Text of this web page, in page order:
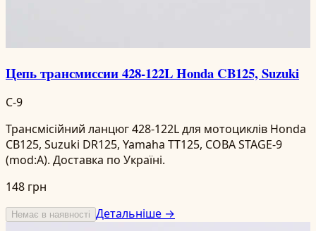
Цепь трансмиссии 428-122L Honda CB125, Suzuki
C-9
Трансмісійний ланцюг 428-122L для мотоциклів Honda
CB125, Suzuki DR125, Yamaha TT125, СОВА STAGE-9
(mod:A). Доставка по Україні.
148 грн
Немає в наявності Детальніше →